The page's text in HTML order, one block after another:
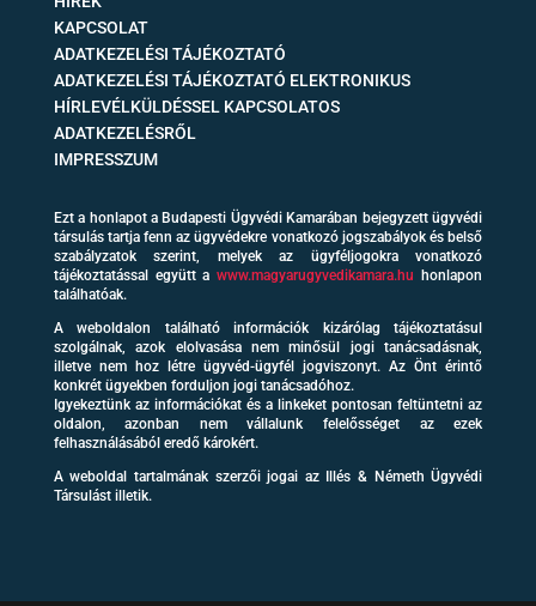
KAPCSOLAT
ADATKEZELÉSI TÁJÉKOZTATÓ
ADATKEZELÉSI TÁJÉKOZTATÓ ELEKTRONIKUS
HÍRLEVÉLKÜLDÉSSEL KAPCSOLATOS
ADATKEZELÉSRŐL
IMPRESSZUM
Ezt a honlapot a Budapesti Ügyvédi Kamarában bejegyzett ügyvédi
társulás tartja fenn az ügyvédekre vonatkozó jogszabályok és belső
szabályzatok szerint, melyek az ügyféljogokra vonatkozó
tájékoztatással együtt awww.magyarugyvedikamara.hu honlapon
találhatóak.
A weboldalon található információk kizárólag tájékoztatásul
szolgálnak, azok elolvasása nem minősül jogi tanácsadásnak,
illetve nem hoz létre ügyvéd-ügyfél jogviszonyt. Az Önt érintő
konkrét ügyekben forduljon jogi tanácsadóhoz.
Igyekeztünk az információkat és a linkeket pontosan feltüntetni az
oldalon, azonban nem vállalunk felelősséget az ezek
felhasználásából eredő károkért.
A weboldal tartalmának szerzői jogai az Illés & Németh Ügyvédi
Társulást illetik.